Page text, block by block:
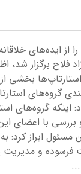
ایده‌های
فلاح برگزار شد،
بخشی
گروه‌های
اینکه گروه‌های
با اعضای این
مسئول ابراز کرد:
فرسوده و مدیریت